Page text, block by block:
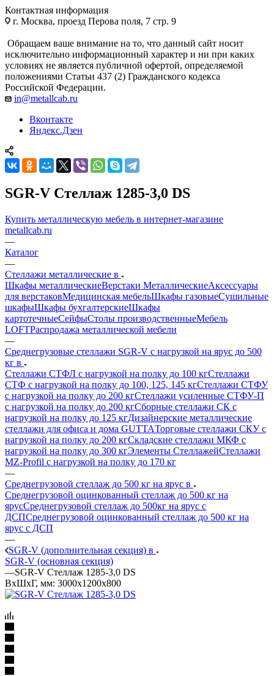
Контактная информация
г. Москва, проезд Перова поля, 7 стр. 9
Обращаем ваше внимание на то, что данный сайт носит
исключительно информационный характер и ни при каких
условиях не является публичной офертой, определяемой
положениями Статьи 437 (2) Гражданского кодекса
Российской Федерации.
in@metallcab.ru
Вконтакте
Яндекс.Дзен
SGR-V Стеллаж 1285-3,0 DS
Купить металлическую мебель в интернет-магазине
metallcab.ru
—
Каталог
—
Стеллажи металлические в
Шкафы металлическиеВерстаки МеталлическиеАксессуары
для верстаковМедицинская мебельШкафы газовыеСушильные
шкафыШкафы бухгалтерскиеШкафы
картотечныеСейфыСтолы производственныеМебель
LOFTРаспродажа металлической мебели
—
Среднегрузовые стеллажи SGR-V с нагрузкой на ярус до 500
кг в
Стеллажи СТФЛ с нагрузкой на полку до 100 кгСтеллажи
СТФ с нагрузкой на полку до 100, 125, 145 кгСтеллажи СТФУ
с нагрузкой на полку до 200 кгСтеллажи усиленные СТФУ-П
с нагрузкой на полку до 200 кгСборные стеллажи СК с
нагрузкой на полку до 125 кгДизайнерские металлические
стеллажи для офиса и дома GUTTAТорговые стеллажи СКУ с
нагрузкой на полку до 200 кгСкладские стеллажи МКФ с
нагрузкой на полку до 300 кгЭлементы СтеллажейСтеллажи
MZ-Profil с нагрузкой на полку до 170 кг
—
Среднегрузовой стеллаж до 500 кг на ярус в
Среднегрузовой оцинкованный стеллаж до 500 кг на
ярусСреднегрузовой стеллаж до 500кг на ярус с
ДСПСреднегрузовой оцинкованный стеллаж до 500 кг на
ярус с ДСП
—
SGR-V (дополнительная секция) в
SGR-V (основная секция)
—SGR-V Стеллаж 1285-3,0 DS
ВхШхГ, мм: 3000x1200x800